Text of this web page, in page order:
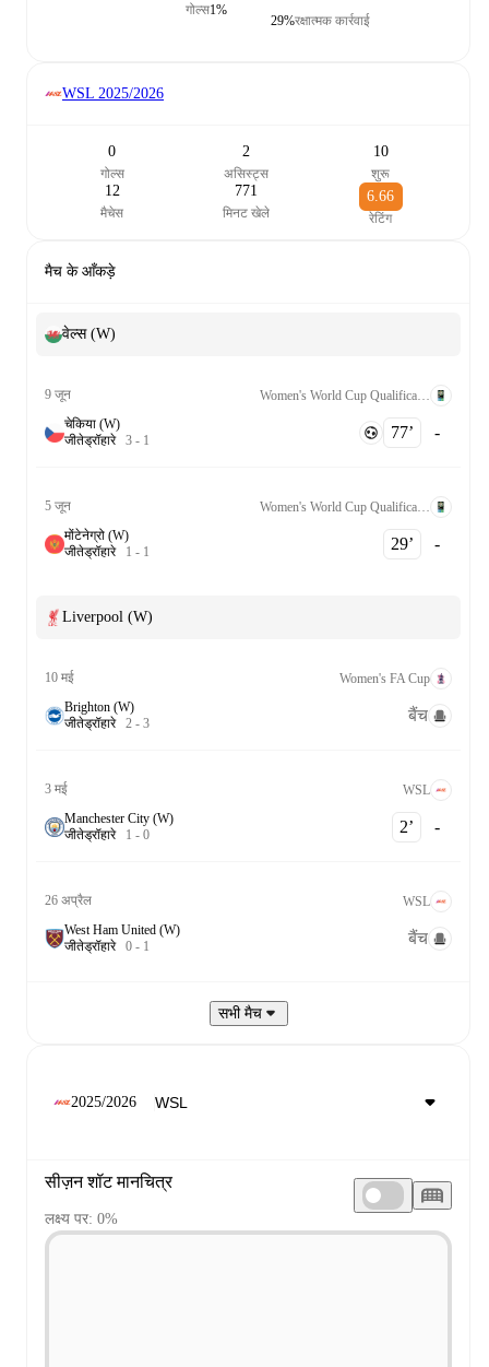
गोल्स1%
रक्षात्मक कार्रवाई
29%
WSL 2025/2026
0
गोल्स
2
असिस्ट्स
10
शुरू
12
मैचेस
771
मिनट खेले
6.66
रेटिंग
मैच के आँकड़े
वेल्स (W)
9 जून
चेकिया (W)
जीतेड्रॉहारे 3 - 1 77‎’‎ -
5 जून
मोंटेनेग्रो (W)
जीतेड्रॉहारे 1 - 1 29‎’‎ -
Liverpool (W)
10 मई
Women's FA Cup
Brighton (W)
जीतेड्रॉहारे 2 - 3 बैंच
3 मई
WSL
Manchester City (W)
जीतेड्रॉहारे 1 - 0 2‎’‎ -
26 अप्रैल
WSL
West Ham United (W)
जीतेड्रॉहारे 0 - 1 बैंच
सभी मैच
2025/2026
सीज़न शॉट मानचित्र
लक्ष्य पर: 0%